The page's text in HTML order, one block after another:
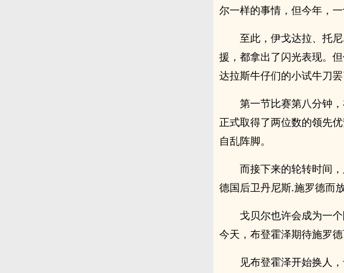
尔一样的事情，但今年，一
至此，伊戈达拉、托
援，都拿出了闪光表现。
达拉斯牛仔们的小试牛刀罢
第一节比赛第八分钟
正式取得了两位数的领先
自乱阵脚。
而接下来的轮转时间
德国后卫丹尼斯.施罗德而
戈贝尔也许会成为一
今天，布登霍泽期待施罗
见布登霍泽开始换人